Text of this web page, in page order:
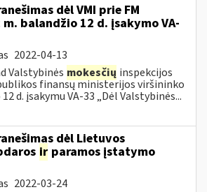
dėl VMI prie FM
balandžio 12 d. įsakymo VA-
2022-04-13
Valstybinės mokesčių inspekcijos
finansų ministerijos viršininko
d. įsakymu VA-33 „Dėl Valstybinės...
dėl Lietuvos
ir paramos įstatymo
2022-03-24